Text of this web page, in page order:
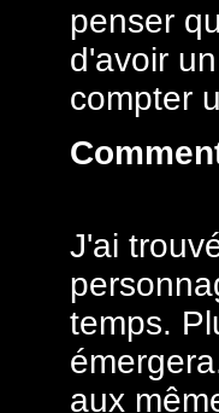
penser
d'avoir
compter
J'ai
temps.
aux